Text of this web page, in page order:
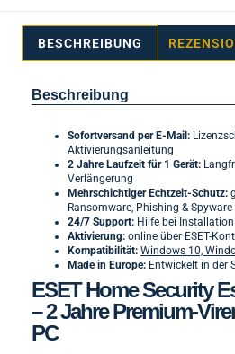
BESCHREIBUNG
Beschreibung
Sofortversand per E-Mail:
Aktivierungsanleitung
2 Jahre Laufzeit für 1 Gerät:
Verlängerung
Mehrschichtiger Echtzeit-Schutz:
Ransomware, Phishing & Spyware
24/7 Support: Hilfe bei
Aktivierung: online über ESET-
Kompatibilität: Windows 10,
Made in Europe: Entwickelt in der
ESET Home Security
– 2 Jahre Premium-
PC